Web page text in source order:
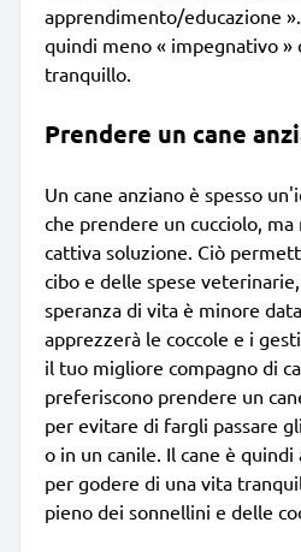
apprendimento/educazione
quindi meno « impegnativo »
tranquillo.
Prendere un cane
Un cane anziano è spesso
che prendere un cucciolo,
cattiva soluzione. Ciò
cibo e delle spese
speranza di vita è minore
apprezzerà le coccole e i
il tuo migliore compagno di
preferiscono prendere un
per evitare di fargli passare
o in un canile. Il cane è
per godere di una vita
pieno dei sonnellini e delle